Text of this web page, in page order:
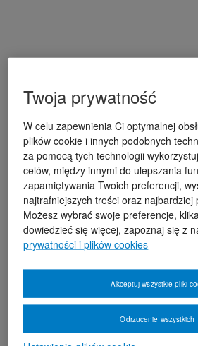
Twoja prywatność
W celu zapewnienia Ci optymalnej
plików cookie i innych podobnych
za pomocą tych technologii
celów, między innymi do ulepszania
zapamiętywania Twoich preferencji,
najtrafniejszych treści oraz najbardziej
Możesz wybrać swoje preferencje,
dowiedzieć się więcej, zapoznaj się z
prywatności i plików cookies
Odrzucenie wszystkich
Akceptuj wszystkie pliki